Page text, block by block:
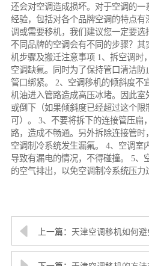
还会对空调造成损坏。对于空调的
经验，包括对各个品牌空调的特点
调或需要移机，我们建议您一定要
不同品牌的空调会有不同的步骤？
机步骤及搬迁注意事项 1、拆空调时
空调缺氟。同时为了保持管口清洁
管口绑紧。 2、空调移机的倾斜度不
机油进入管路造成高压冰堵。因此
或倒下（如果倾斜度已经超过这个限
可）。 3、不要将拆下的连接管压扁
路，造成不畅通。另外拆除连接管
空调制冷系统发生漏氟。 4、空调室
导致有漏电的情况，不得碰撞。 5、
的空气排出，以免空调制冷系统压力
上一篇： 天津空调移机如何避